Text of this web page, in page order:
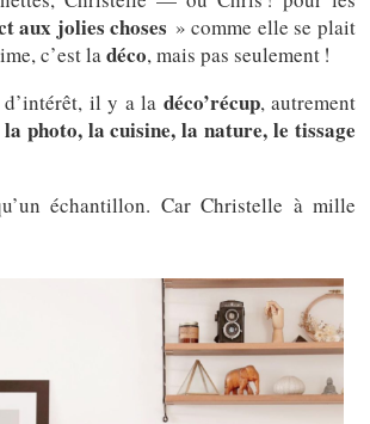
aux jolies choses » comme elle se plait
c’est ladéco, mais pas seulement !
d’intérêt, il y a la déco’récup, autrement
la photo, la cuisine, la nature, le tissage
échantillon. Car Christelle à mille